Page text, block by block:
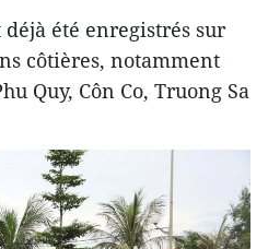
été enregistrés sur
côtières, notamment
Quy, Côn Co, Truong Sa